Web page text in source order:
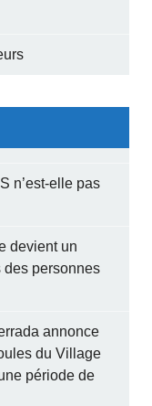
n’est-elle pas
devient un
des personnes
annonce
du Village
période de